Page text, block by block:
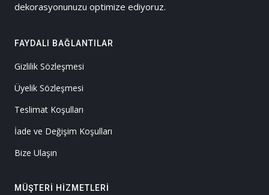
dekorasyonunuzu optimize ediyoruz.
FAYDALI BAĞLANTILAR
Gizlilik Sözleşmesi
Üyelik Sözleşmesi
Teslimat Koşulları
İade ve Değişim Koşulları
Bize Ulaşın
MÜŞTERI HIZMETLERI